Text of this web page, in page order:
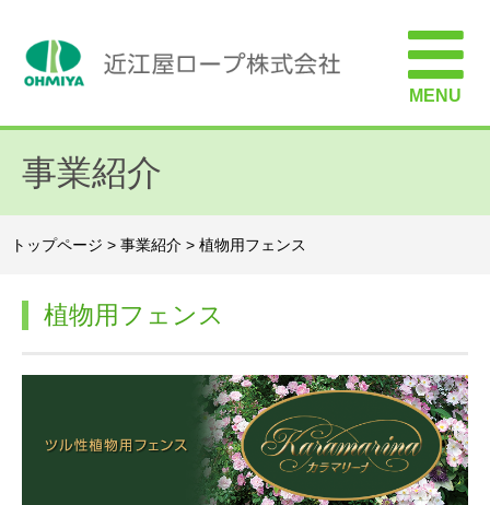
MENU
事業紹介
トップページ > 事業紹介 > 植物用フェンス
植物用フェンス